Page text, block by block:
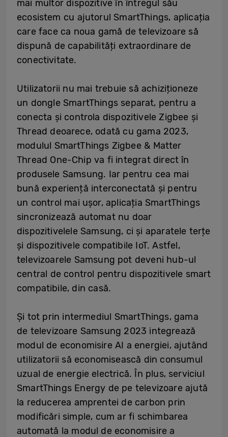
mai multor dispozitive în întregul său
ecosistem cu ajutorul SmartThings, aplicația
care face ca noua gamă de televizoare să
dispună de capabilități extraordinare de
conectivitate.
Utilizatorii nu mai trebuie să achiziționeze
un dongle SmartThings separat, pentru a
conecta și controla dispozitivele Zigbee și
Thread deoarece, odată cu gama 2023,
modulul SmartThings Zigbee & Matter
Thread One-Chip va fi integrat direct în
produsele Samsung. Iar pentru cea mai
bună experiență interconectată și pentru
un control mai ușor, aplicația SmartThings
sincronizează automat nu doar
dispozitivelele Samsung, ci și aparatele terțe
și dispozitivele compatibile IoT. Astfel,
televizoarele Samsung pot deveni hub-ul
central de control pentru dispozitivele smart
compatibile, din casă.
Și tot prin intermediul SmartThings, gama
de televizoare Samsung 2023 integrează
modul de economisire AI a energiei, ajutând
utilizatorii să economisească din consumul
uzual de energie electrică. În plus, serviciul
SmartThings Energy de pe televizoare ajută
la reducerea amprentei de carbon prin
modificări simple, cum ar fi schimbarea
automată la modul de economisire a